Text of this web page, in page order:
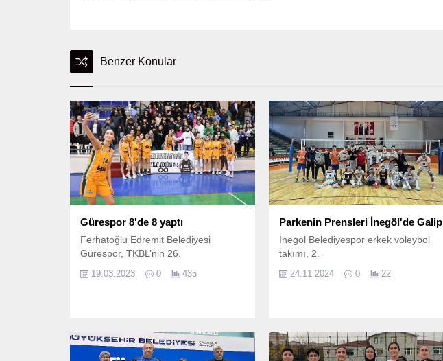
Benzer Konular
Gürespor 8'de 8 yaptı
Ferhatoğlu Edremit Belediyesi
Gürespor, TKBL’nin 26.
19.03.2023 0 435
Parkenin Prensleri İnegöl'de Galip
İnegöl Belediyespor erkek voleybol
takımı, 2.
24.11.2024 0 22